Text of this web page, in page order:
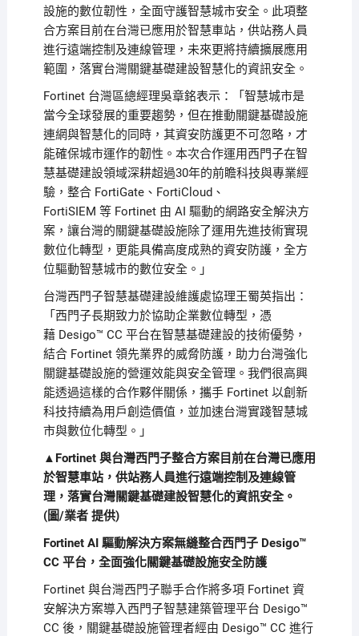
設施的數位韌性，全面守護智慧城市安全。此項整
合方案目前在台灣已應用於智慧車站，供站務人員
進行遠端控制及連線管理，未來更將持續擴展應用
範圍，落實台灣關鍵基礎建設智慧化的資訊安全。
Fortinet 台灣區總經理吳章銘表示：「智慧城市是
當今全球發展的重要趨勢，但在推動關鍵基礎設施
連網與智慧化的同時，其資安防護更不可忽略，才
能確保城市運作的韌性。本次合作運用西門子在智
慧基礎建設領域深耕超過30年的前瞻科技與專業經
驗，整合FortiGate、 FortiCloud、
FortiSIEM 等Fortinet 由 AI 驅動的網路安全解決方
案，讓台灣的關鍵基礎設施除了運用先進技術實現
數位化轉型，更能具備高度成熟的資安防護，全方
位驅動智慧城市的數位安全。」
台灣西門子智慧基礎建設維護處協理王蜀英指出：
「西門子長期致力於協助企業數位轉型，憑
藉Desigo™ CC 平台在智慧基礎建設的技術優勢，
結合Fortinet 領先業界的威脅防護，助力台灣強化
關鍵基礎設施的營運效能與安全管理。我們很高興
能透過這樣的合作夥伴關係，攜手Fortinet 以創新
科技持續為用戶創造價值，並加速台灣實踐智慧城
市與數位化轉型。」
▲Fortinet 與台灣西門子整合方案目前在台灣已應用
於智慧車站，供站務人員進行遠端控制及連線管
理，落實台灣關鍵基礎建設智慧化的資訊安全。
(圖/業者 提供)
Fortinet AI 驅動解決方案無縫整合西門子Desigo™
CC 平台，全面強化關鍵基礎設施安全防護
Fortinet 與台灣西門子聯手合作將多項Fortinet 資
安解決方案導入西門子智慧建築管理平台 Desigo™
CC 後，關鍵基礎設施管理者經由 Desigo™ CC 進行